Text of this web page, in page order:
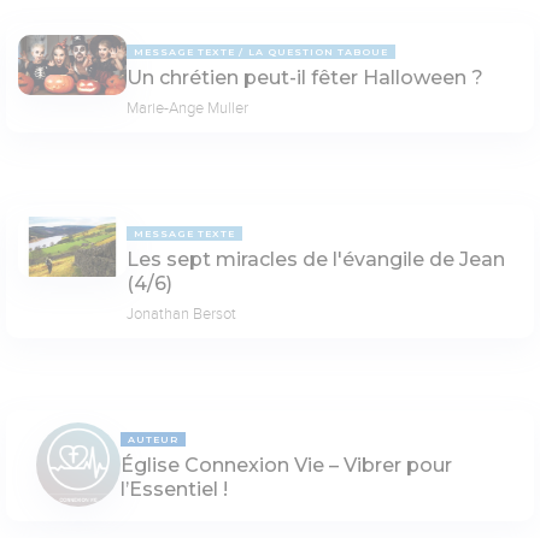
MESSAGE TEXTE LA QUESTION TABOUE
Un chrétien peut-il fêter Halloween ?
Marie-Ange Muller
MESSAGE TEXTE
Les sept miracles de l'évangile de Jean
(4/6)
Jonathan Bersot
AUTEUR
Église Connexion Vie – Vibrer pour
l’Essentiel !